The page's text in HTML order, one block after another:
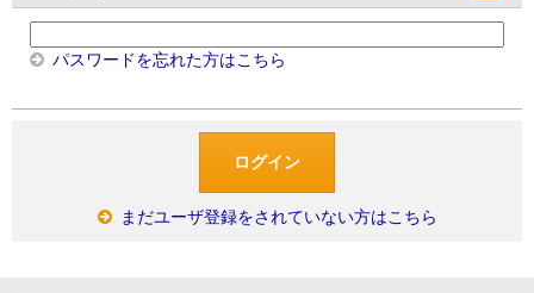
パスワードを忘れた方はこちら
まだユーザ登録をされていない方はこちら